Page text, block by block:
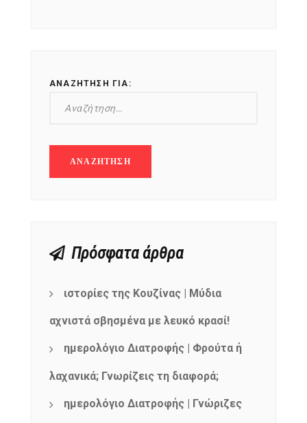
ΑΝΑΖΉΤΗΣΗ ΓΙΑ:
Πρόσφατα άρθρα
ιστορίες της Κουζίνας | Μύδια
αχνιστά σβησμένα με λευκό κρασί!
ημερολόγιο Διατροφής | Φρούτα ή
λαχανικά; Γνωρίζεις τη διαφορά;
ημερολόγιο Διατροφής | Γνώριζες